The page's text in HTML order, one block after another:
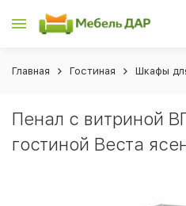
Главная Гостиная Шкафы
Пенал с витриной
гостиной Веста